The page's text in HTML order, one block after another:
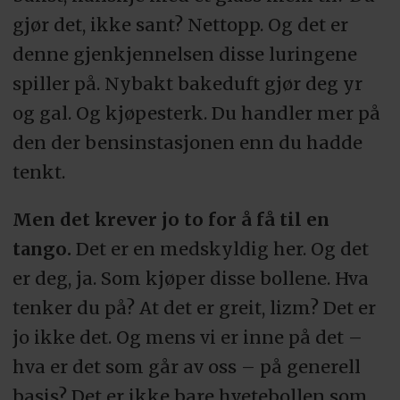
gjør det, ikke sant? Nettopp. Og det er
denne gjenkjennelsen disse luringene
spiller på. Nybakt bakeduft gjør deg yr
og gal. Og kjøpesterk. Du handler mer på
den der bensinstasjonen enn du hadde
tenkt.
Men det krever jo to for å få til en
tango. Det er en medskyldig her. Og det
er deg, ja. Som kjøper disse bollene. Hva
tenker du på? At det er greit, lizm? Det er
jo ikke det. Og mens vi er inne på det –
hva er det som går av oss – på generell